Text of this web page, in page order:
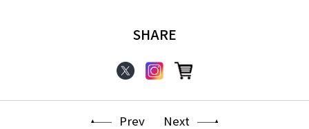
SHARE
Prev Next